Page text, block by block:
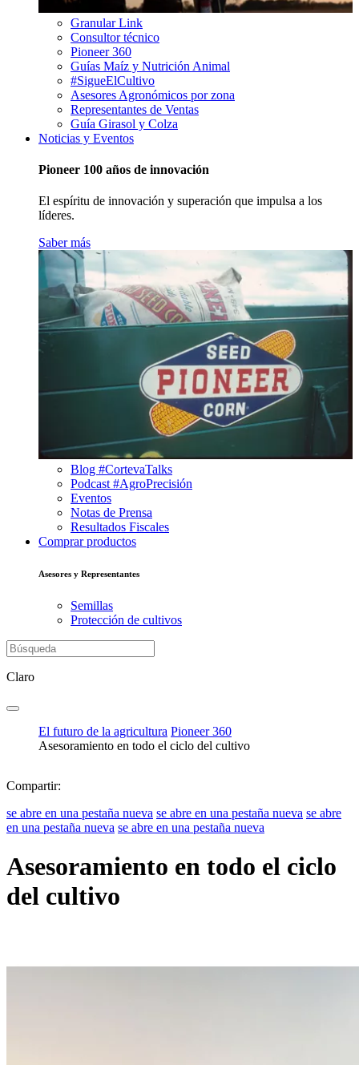
Granular Link
Consultor técnico
Pioneer 360
Guías Maíz y Nutrición Animal
#SigueElCultivo
Asesores Agronómicos por zona
Representantes de Ventas
Guía Girasol y Colza
Noticias y Eventos
Pioneer 100 años de innovación
El espíritu de innovación y superación que impulsa a los
líderes.
Saber más
Blog #CortevaTalks
Podcast #AgroPrecisión
Eventos
Notas de Prensa
Resultados Fiscales
Comprar productos
Asesores y Representantes
Semillas
Protección de cultivos
Claro
El futuro de la agricultura Pioneer 360
Asesoramiento en todo el ciclo del cultivo
Compartir:
se abre en una pestaña nueva se abre en una pestaña nueva se abre
en una pestaña nueva se abre en una pestaña nueva
Asesoramiento en todo el ciclo
del cultivo